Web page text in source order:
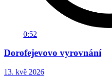
0:52
Dorofejevovo vyrovnání
13. kvě 2026